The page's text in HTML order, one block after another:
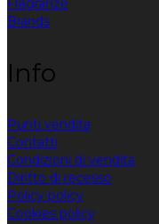
Fragranze
Brands
Info
Punti vendita
Contatti
Condizioni di vendita
Diritto di recesso
Policy policy
Cookies policy